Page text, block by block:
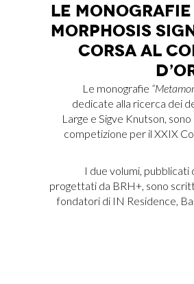
LE
MOR­PHO­SIS
COR­SA AL
Le monografie
dedicate alla ricerca dei
Large e Sigve Knutson,
competizione per il XXIX
I due volumi, pubblicati
progettati da BRH+, sono
fondatori di IN Residence,